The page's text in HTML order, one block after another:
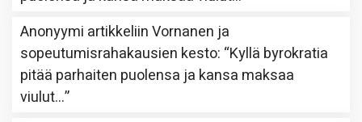
Anonyymi artikkeliinVornanen ja
sopeutumisrahakausien kesto: “Kyllä byrokratia
pitää parhaiten puolensa ja kansa maksaa
viulut…”